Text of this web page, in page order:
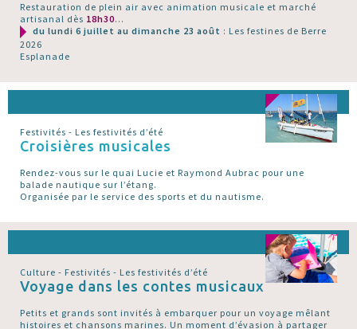
Restauration de plein air avec animation musicale et marché
artisanal dès 18h30...
du lundi 6 juillet au dimanche 23 août : Les festines de Berre
2026
Esplanade
Festivités - Les festivités d’été
Croisières musicales
Rendez-vous sur le quai Lucie et Raymond Aubrac pour une
balade nautique sur l’étang.
Organisée par le service des sports et du nautisme.
Culture - Festivités - Les festivités d’été
Voyage dans les contes musicaux
Petits et grands sont invités à embarquer pour un voyage mêlant
histoires et chansons marines. Un moment d’évasion à partager